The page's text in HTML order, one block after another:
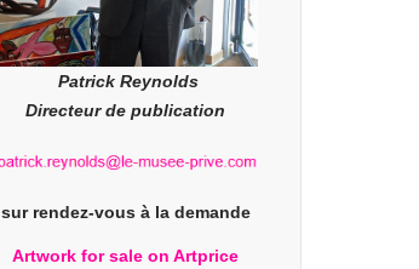
Patrick Reynolds
Directeur de publication
sur rendez-vous à la demande
Artwork for sale on Artprice